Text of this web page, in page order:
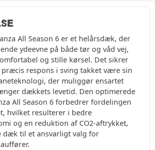
All Season 6 er et helårsdæk, der
ydeevne på både tør og våd vej,
og stille kørsel. Det sikrer
respons i sving takket være sin
der muliggør ensartet
dækkets levetid. Den optimerede
All Season 6 forbedrer fordelingen
hvilket resulterer i bedre
og en reduktion af CO2-aftrykket,
dæk til et ansvarligt valg for